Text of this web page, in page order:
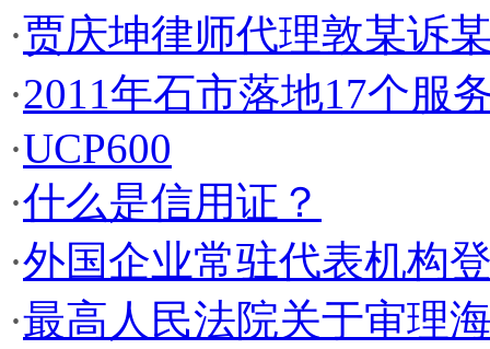
·贾庆坤律师代理敦某诉
·2011年石市落地17个服
·UCP600
·什么是信用证？
·外国企业常驻代表机构
·最高人民法院关于审理